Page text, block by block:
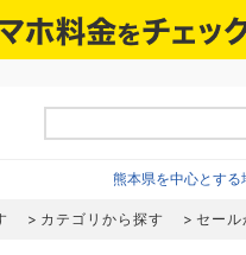
熊本県を中心とす
カテゴリから探す セー